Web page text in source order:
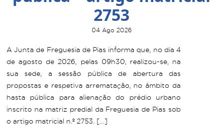
2753
04 Ago 2026
A Junta de Freguesia de Pias informa que, no dia 4
de agosto de 2026, pelas 09h30, realizou-se, na
sua sede, a sessão pública de abertura das
propostas e respetiva arrematação, no âmbito da
hasta pública para alienação do prédio urbano
inscrito na matriz predial da Freguesia de Pias sob
o artigo matricial n.º 2753. […]